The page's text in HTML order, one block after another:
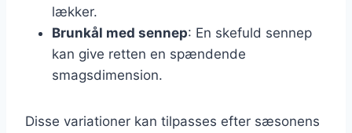
lækker.
Brunkål med sennep: En skefuld sennep
kan give retten en spændende
smagsdimension.
Disse variationer kan tilpasses efter sæsonens